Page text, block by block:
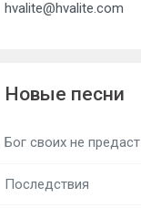
hvalite@hvalite.com
Новые песни
Бог своих не предаст
Последствия